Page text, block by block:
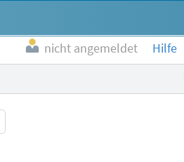
nicht angemeldet Hilfe